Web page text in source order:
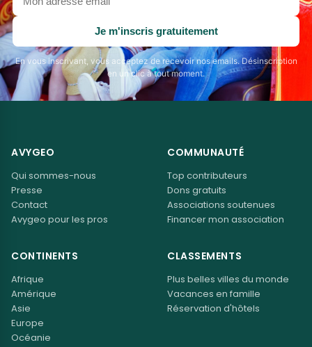
adresse
email
Je m'inscris gratuitement
En vous inscrivant, vous acceptez de recevoir nos emails. Désinscription
en un clic à tout moment.
AVYGEO
Qui sommes-nous
Presse
Contact
Avygeo pour les pros
COMMUNAUTÉ
Top contributeurs
Dons gratuits
Associations soutenues
Financer mon association
CONTINENTS
Afrique
Amérique
Asie
Europe
Océanie
CLASSEMENTS
Plus belles villes du monde
Vacances en famille
Réservation d'hôtels